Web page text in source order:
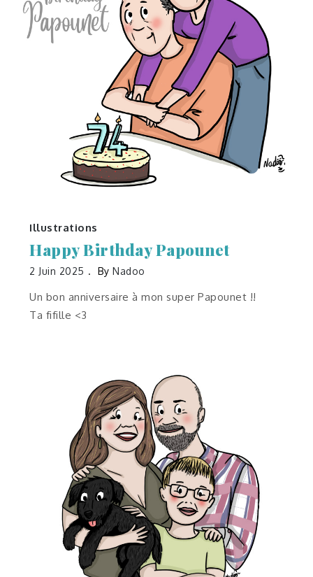
Illustrations
Happy Birthday Papounet
2 Juin 2025 ByNadoo
Un bon anniversaire à mon super Papounet !!
Ta fifille <3